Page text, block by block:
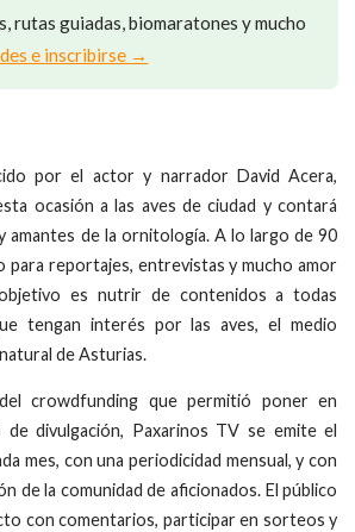
rutas guiadas, biomaratones y mucho
e inscribirse →
por el actor y narrador David Acera,
ocasión a las aves de ciudad y contará
amantes de la ornitología. A lo largo de 90
para reportajes, entrevistas y mucho amor
es nutrir de contenidos a todas
tengan interés por las aves, el medio
de Asturias.
crowdfunding que permitió poner en
de divulgación, Paxarinos TV se emite el
mes, con una periodicidad mensual, y con
de la comunidad de aficionados. El público
con comentarios, participar en sorteos y